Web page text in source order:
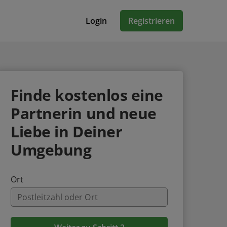
Login Registrieren
Finde kostenlos eine
Partnerin und neue
Liebe in Deiner
Umgebung
Ort